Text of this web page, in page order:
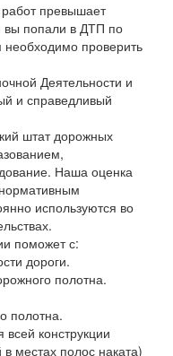
превышает
вы попали в ДТП по
проверить
Деятельности и
и справедливый
штат дорожных
Наша оценка
используются во
поможет с:
дороги.
полотна.
полотна.
конструкции
местах полос наката)